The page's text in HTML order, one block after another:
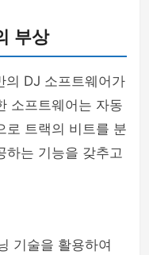
부상
DJ 소프트웨어가
소프트웨어는 자동
로 트랙의 비트를 분
하는 기능을 갖추고
기술을 활용하여